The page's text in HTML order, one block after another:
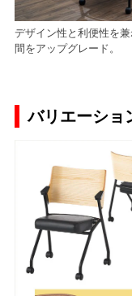
デザイン性と利便性を
間をアップグレード。
バリエーショ